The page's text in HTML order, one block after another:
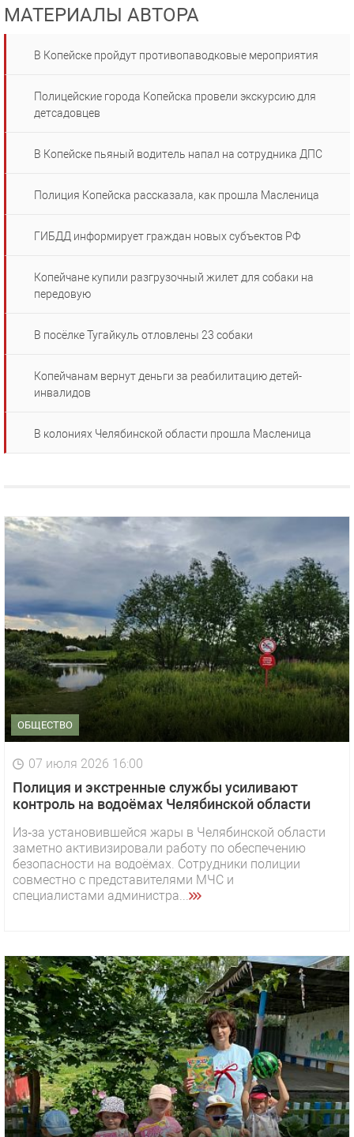
МАТЕРИАЛЫ АВТОРА
В Копейске пройдут противопаводковые мероприятия
Полицейские города Копейска провели экскурсию для
детсадовцев
В Копейске пьяный водитель напал на сотрудника ДПС
Полиция Копейска рассказала, как прошла Масленица
ГИБДД информирует граждан новых субъектов РФ
Копейчане купили разгрузочный жилет для собаки на
передовую
В посёлке Тугайкуль отловлены 23 собаки
Копейчанам вернут деньги за реабилитацию детей-
инвалидов
В колониях Челябинской области прошла Масленица
ОБЩЕСТВО
07 июля 2026 16:00
Полиция и экстренные службы усиливают
контроль на водоёмах Челябинской области
Из‑за установившейся жары в Челябинской области
заметно активизировали работу по обеспечению
безопасности на водоёмах. Сотрудники полиции
совместно с представителями МЧС и
специалистами администра...